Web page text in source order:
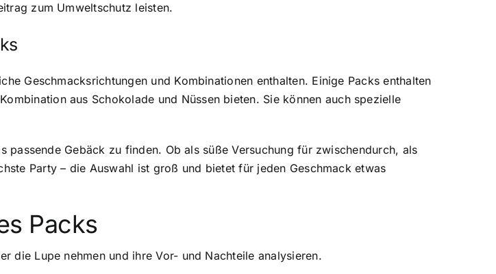
zum Umweltschutz leisten.
Geschmacksrichtungen und Kombinationen enthalten. Einige Packs enthalten
aus Schokolade und Nüssen bieten. Sie können auch spezielle
Gebäck zu finden. Ob als süße Versuchung für zwischendurch, als
Party – die Auswahl ist groß und bietet für jeden Geschmack etwas
Packs
die Lupe nehmen und ihre Vor- und Nachteile analysieren.